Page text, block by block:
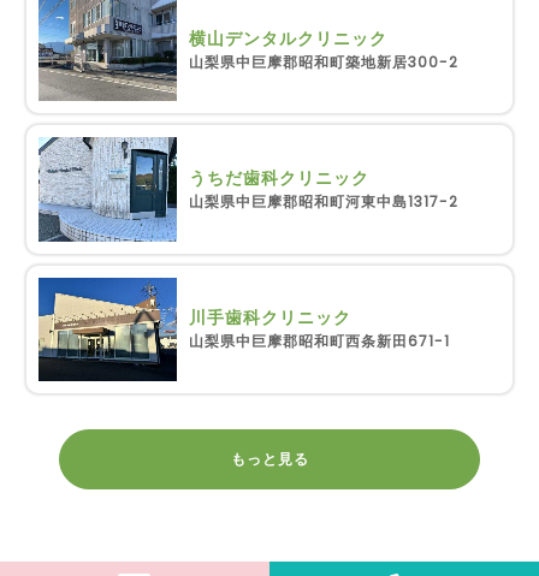
横山デンタルクリニック
山梨県中巨摩郡昭和町築地新居300-2
うちだ歯科クリニック
山梨県中巨摩郡昭和町河東中島1317-2
川手歯科クリニック
山梨県中巨摩郡昭和町西条新田671-1
もっと見る